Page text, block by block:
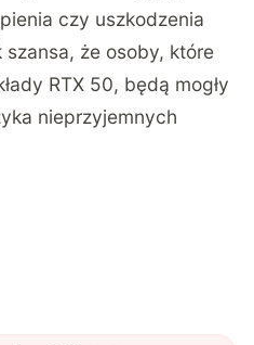
czy uszkodzenia
szansa, że osoby, które
RTX 50, będą mogły
nieprzyjemnych